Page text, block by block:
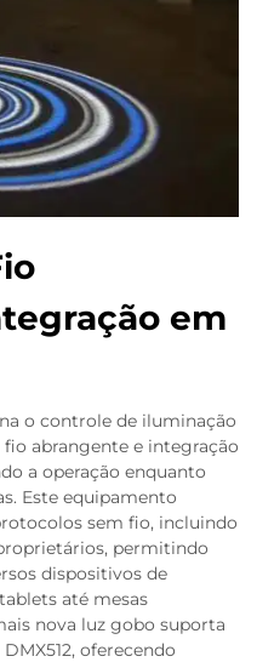
em
o controle de iluminação
abrangente e integração
a operação enquanto
Este equipamento
sem fio, incluindo
permitindo
dispositivos de
até mesas
nova luz gobo suporta
oferecendo